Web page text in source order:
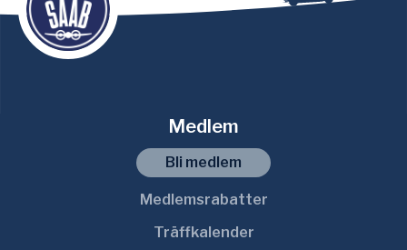
Medlem
Bli medlem
Medlemsrabatter
Träffkalender